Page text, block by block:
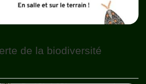
de la biodiversité